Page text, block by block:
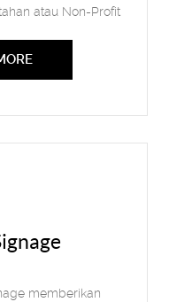
atau Non-Profit
memberikan